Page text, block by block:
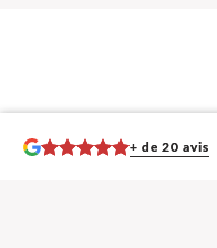
+ de 20 avis